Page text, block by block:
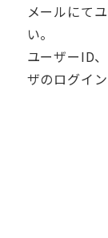
メールにて
い。
ユーザーID
ザのログイ